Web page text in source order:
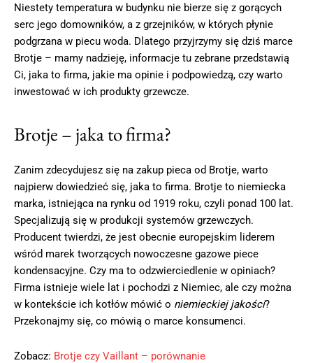
Niestety temperatura w budynku nie bierze się z gorących
serc jego domowników, a z grzejników, w których płynie
podgrzana w piecu woda. Dlatego przyjrzymy się dziś marce
Brotje – mamy nadzieję, informacje tu zebrane przedstawią
Ci, jaka to firma, jakie ma opinie i podpowiedzą, czy warto
inwestować w ich produkty grzewcze.
Brotje – jaka to firma?
Zanim zdecydujesz się na zakup pieca od Brotje, warto
najpierw dowiedzieć się, jaka to firma. Brotje to niemiecka
marka, istniejąca na rynku od 1919 roku, czyli ponad 100 lat.
Specjalizują się w produkcji systemów grzewczych.
Producent twierdzi, że jest obecnie europejskim liderem
wśród marek tworzących nowoczesne gazowe piece
kondensacyjne. Czy ma to odzwierciedlenie w opiniach?
Firma istnieje wiele lat i pochodzi z Niemiec, ale czy można
w kontekście ich kotłów mówić o niemieckiej jakości?
Przekonajmy się, co mówią o marce konsumenci.
Zobacz: Brotje czy Vaillant – porównanie